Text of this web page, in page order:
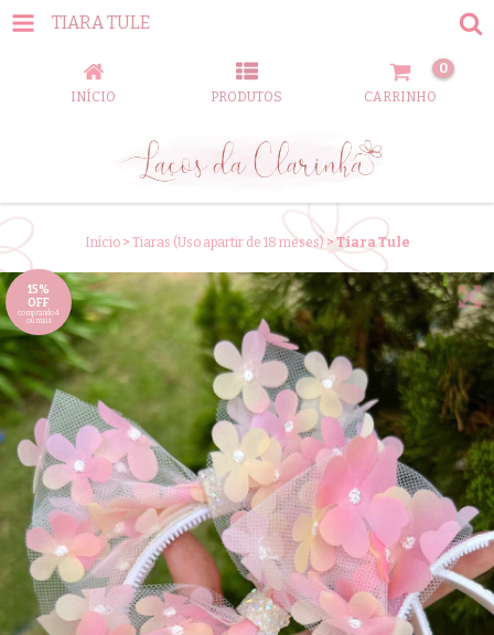
TIARA TULE
INÍCIO PRODUTOS CARRINHO
0
Início > Tiaras (Uso apartir de 18 meses) > Tiara Tule
15%
OFF
comprando 4
ou mais